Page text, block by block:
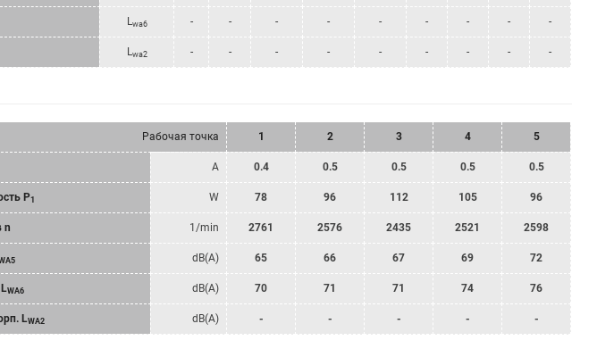
Lwa6 - - - - - - - - -
Lwa2 - - - - - - - - -
Рабочая точка 1 2 3 4 5
A 0.4 0.5 0.5 0.5 0.5
P1 W 78 96 112 105 96
n 1/min 2761 2576 2435 2521 2598
dB(A) 65 66 67 69 72
WA6 dB(A) 70 71 71 74 76
LWA2 dB(A) - - - - -